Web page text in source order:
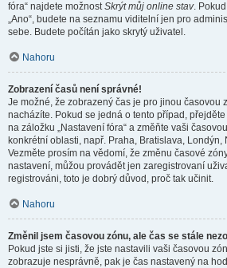
fóra“ najdete možnostSkrýt můj online stav.
„Ano“, budete na seznamu viditelní jen pro
sebe. Budete počítán jako skrytý uživatel.
Nahoru
Zobrazení časů není správné!
Je možné, že zobrazený čas je pro jinou časovou
nacházíte. Pokud se jedná o tento případ, přejděte
na záložku „Nastavení fóra“ a změňte vaši
konkrétní oblasti, např. Praha, Bratislava, Londýn,
Vezměte prosím na vědomí, že změnu časové
nastavení, můžou provádět jen zaregistrovaní
registrováni, toto je dobrý důvod, proč tak učinit.
Nahoru
Změnil jsem časovou zónu, ale čas se stále
Pokud jste si jisti, že jste nastavili vaši časovou
zobrazuje nesprávně, pak je čas nastavený na